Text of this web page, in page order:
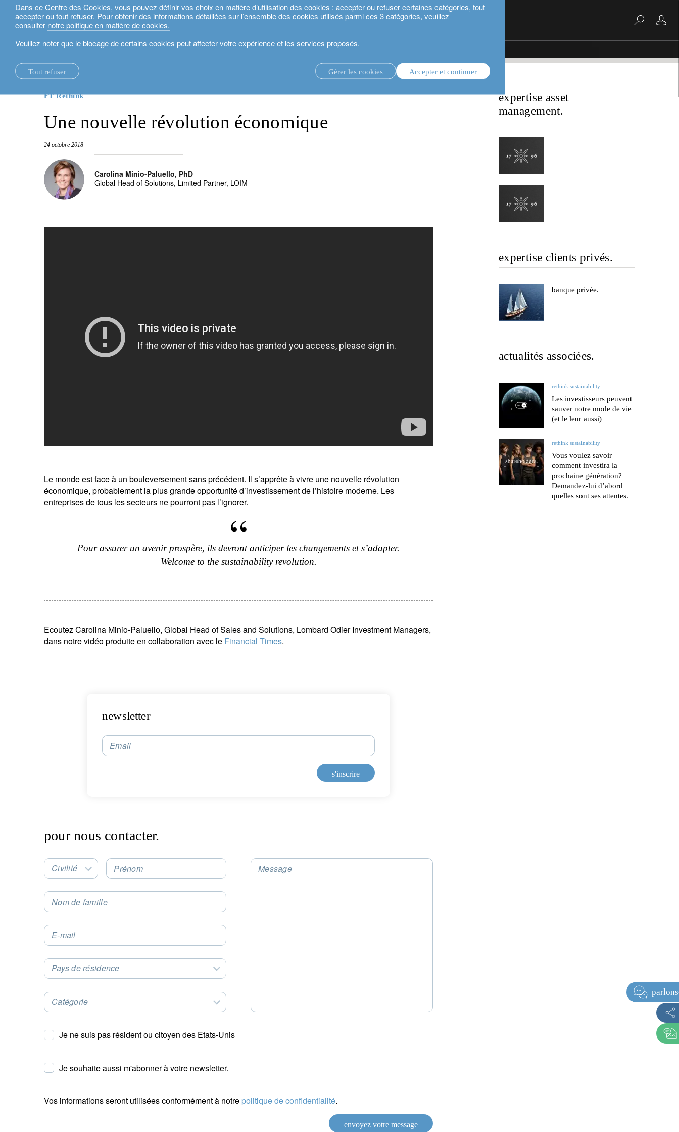
Dans ce Centre des Cookies, vous pouvez définir vos choix en matière d’utilisation des cookies : accepter ou refuser certaines catégories, tout
accepter ou tout refuser. Pour obtenir des informations détaillées sur l’ensemble des cookies utilisés parmi ces 3 catégories, veuillez
consulter notre politique en matière de cookies.
Veuillez noter que le blocage de certains cookies peut affecter votre expérience et les services proposés.
Tout refuser Gérer les cookies Accepter et continuer
la maison.
nos rapports financiers.
notre positionnement.
durabilité d’entreprise.
changements systémiques.
Le foyer éco-logique.
université d’oxford.
voir tout.
perspectives d’investissement.
durabilité.
expertise locale.
royaume-uni
france.
luxembourg.
italie.
investment solutions. service de conseil en investissement.
rethink investments.
accompagner les investisseurs.
gestion de patrimoine.
philanthropie.
fonds d'investissement.
nos plateformes bancaires.
Français
actualités. FT Rethink Une nouvelle révolution économique
FT Rethink
Une nouvelle révolution économique
24 octobre 2018
Carolina Minio-Paluello, PhD
Global Head of Solutions, Limited Partner, LOIM
Le monde est face à un bouleversement sans précédent. Il s’apprête à vivre une nouvelle révolution
économique, probablement la plus grande opportunité d’investissement de l’histoire moderne. Les
entreprises de tous les secteurs ne pourront pas l’ignorer.
Pour assurer un avenir prospère, ils devront anticiper les changements et s’adapter.
Welcome to the sustainability revolution.
Ecoutez Carolina Minio-Paluello, Global Head of Sales and Solutions, Lombard Odier Investment Managers,
dans notre vidéo produite en collaboration avec le Financial Times.
newsletter
Email
s'inscrire
pour nous contacter.
Select an Option
Civilité Prénom
Nom de famille
E-mail
Select an Option
Pays de résidence
Select an Option
Catégorie
Message
Je ne suis pas résident ou citoyen des Etats-Unis
Je souhaite aussi m'abonner à votre newsletter.
Vos informations seront utilisées conformément à notre politique de confidentialité.
envoyez votre message
expertise asset
management.
expertise clients privés.
banque privée.
actualités associées.
rethink sustainability
Les investisseurs peuvent
sauver notre mode de vie
(et le leur aussi)
rethink sustainability
Vous voulez savoir
comment investira la
prochaine génération?
Demandez-lui d’abord
quelles sont ses attentes.
newsletter
Select an Option
Civilité Prénom Nom